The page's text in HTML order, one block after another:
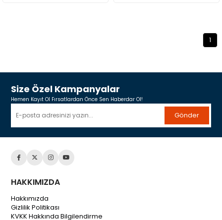
1
Size Özel Kampanyalar
Hemen Kayıt Ol Fırsatlardan Önce Sen Haberdar Ol!
Gönder
HAKKIMIZDA
Hakkımızda
Gizlilik Politikası
KVKK Hakkında Bilgilendirme